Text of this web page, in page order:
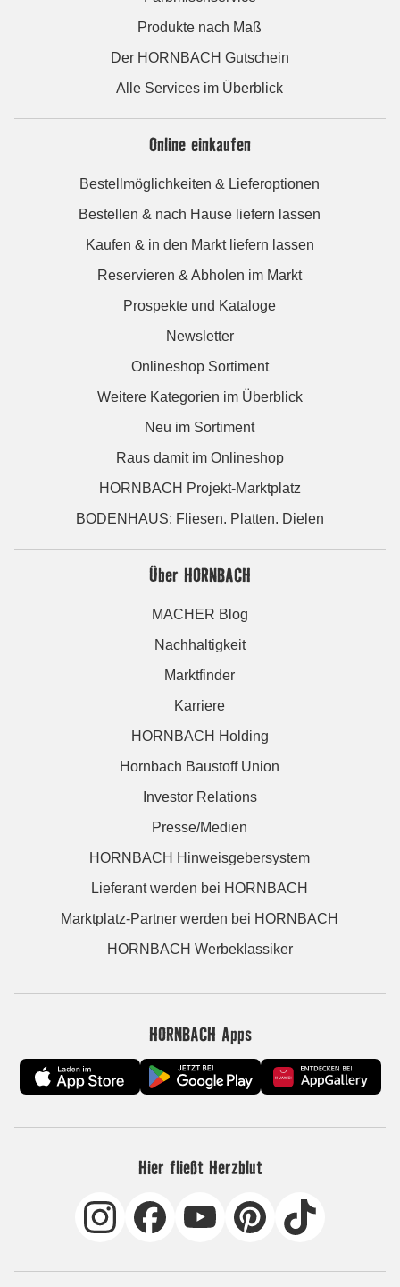
Produkte nach Maß
Der HORNBACH Gutschein
Alle Services im Überblick
Online einkaufen
Bestellmöglichkeiten & Lieferoptionen
Bestellen & nach Hause liefern lassen
Kaufen & in den Markt liefern lassen
Reservieren & Abholen im Markt
Prospekte und Kataloge
Newsletter
Onlineshop Sortiment
Weitere Kategorien im Überblick
Neu im Sortiment
Raus damit im Onlineshop
HORNBACH Projekt-Marktplatz
BODENHAUS: Fliesen. Platten. Dielen
Über HORNBACH
MACHER Blog
Nachhaltigkeit
Marktfinder
Karriere
HORNBACH Holding
Hornbach Baustoff Union
Investor Relations
Presse/Medien
HORNBACH Hinweisgebersystem
Lieferant werden bei HORNBACH
Marktplatz-Partner werden bei HORNBACH
HORNBACH Werbeklassiker
HORNBACH Apps
Hier fließt Herzblut